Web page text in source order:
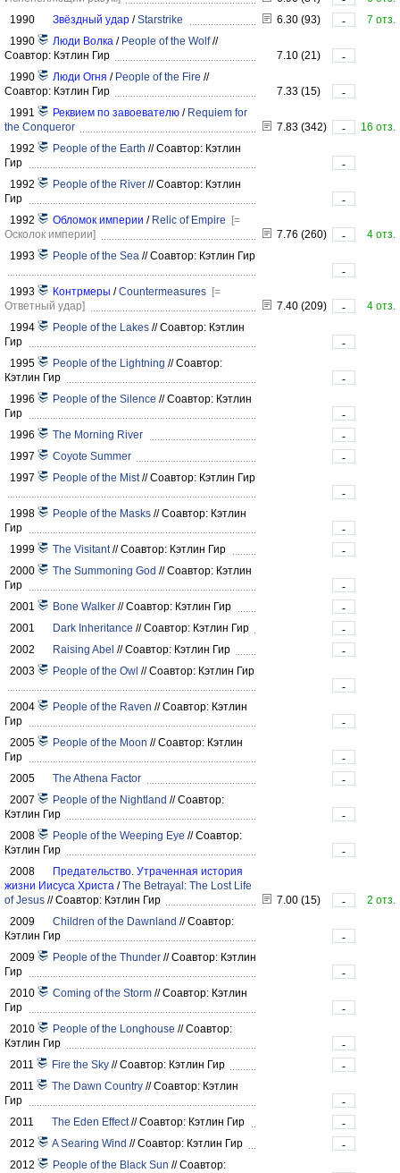
1990
Звёздный удар /Starstrike 6.30 (93) -
7 отз.
1990
Люди Волка / People of the Wolf //
Соавтор: Кэтлин Гир
7.10 (21)
-
1990
Люди Огня / People of the Fire //
Соавтор: Кэтлин Гир
7.33 (15)
-
1991
Реквием по завоевателю / Requiem for
the Conqueror
7.83 (342) -
16 отз.
1992
People of the Earth //Соавтор: Кэтлин
Гир
-
1992
People of the River //Соавтор: Кэтлин
Гир
-
1992
Обломок империи / Relic of Empire
[=
Осколок империи]
7.76 (260) -
4 отз.
1993
People of the Sea //Соавтор: Кэтлин Гир
-
1993
Контрмеры /Countermeasures [=
Ответный удар]
7.40 (209) -
4 отз.
1994
People of the Lakes //Соавтор: Кэтлин
Гир
-
1995
People of the Lightning //Соавтор:
Кэтлин Гир
-
1996
People of the Silence //Соавтор: Кэтлин
Гир
-
1996
The Morning River
-
1997
Coyote Summer
-
1997
People of the Mist //Соавтор: Кэтлин Гир
-
1998
People of the Masks //Соавтор: Кэтлин
Гир
-
1999
The Visitant //Соавтор: Кэтлин Гир
-
2000
The Summoning God //Соавтор: Кэтлин
Гир
-
2001
Bone Walker //Соавтор: Кэтлин Гир
-
2001
Dark Inheritance //Соавтор: Кэтлин Гир
-
2002
Raising Abel //Соавтор: Кэтлин Гир
-
2003
People of the Owl //Соавтор: Кэтлин Гир
-
2004
People of the Raven //Соавтор: Кэтлин
Гир
-
2005
People of the Moon //Соавтор: Кэтлин
Гир
-
2005
The Athena Factor
-
2007
People of the Nightland //Соавтор:
Кэтлин Гир
-
2008
People of the Weeping Eye //Соавтор:
Кэтлин Гир
-
2008
Предательство. Утраченная история
жизни Иисуса Христа /The Betrayal: The Lost Life
of Jesus //Соавтор: Кэтлин Гир 7.00 (15) -
2 отз.
2009
Children of the Dawnland //Соавтор:
Кэтлин Гир
-
2009
People of the Thunder //Соавтор: Кэтлин
Гир
-
2010
Coming of the Storm //Соавтор: Кэтлин
Гир
-
2010
People of the Longhouse //Соавтор:
Кэтлин Гир
-
2011
Fire the Sky //Соавтор: Кэтлин Гир
-
2011
The Dawn Country //Соавтор: Кэтлин
Гир
-
2011
The Eden Effect //Соавтор: Кэтлин Гир
-
2012
A Searing Wind //Соавтор: Кэтлин Гир
-
2012
People of the Black Sun //Соавтор: